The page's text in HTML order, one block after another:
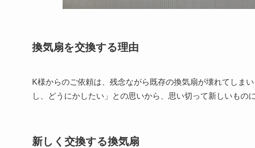
換気扇を交換する理由
K様からのご依頼は、残念ながら既存の換気扇が壊れてしま
し、どうにかしたい」との思いから、思い切って新しいもの
新しく交換する換気扇